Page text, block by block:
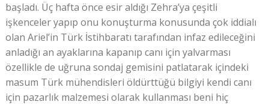
başladı. Üç hafta önce esir aldığı Zehra’ya çeşitli
işkenceler yapıp onu konuşturma konusunda çok iddialı
olan Ariel’in Türk İstihbaratı tarafından infaz edileceğini
anladığı an ayaklarına kapanıp canı için yalvarması
özellikle de uğruna sondaj gemisini patlatarak içindeki
masum Türk mühendisleri öldürttüğü bilgiyi kendi canı
için pazarlık malzemesi olarak kullanması beni hiç